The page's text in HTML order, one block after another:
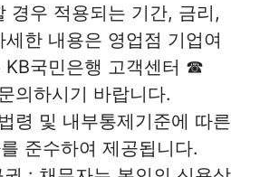
경우 적용되는 기간, 금리,
한 내용은 영업점 기업여
KB국민은행 고객센터 ☎
의하시기 바랍니다.
령 및 내부통제기준에 따른
준수하여 제공됩니다.